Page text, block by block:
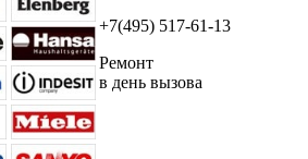
+7(495) 517-61-13
Ремонт
в день вызова